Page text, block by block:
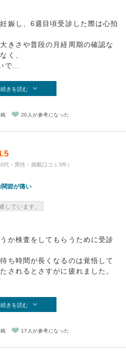
娠し、6週目頃受診した際は心拍
きさや普段の月経周期の確認な
く、
で...
続きを読む
20人が参考になった
代・男性・掲載口コミ3件）
関節が痛い
しています。
か検査をしてもらうために受診
ち時間が長くなるのは覚悟して
されるとさすがに疲れました。
続きを読む
17人が参考になった